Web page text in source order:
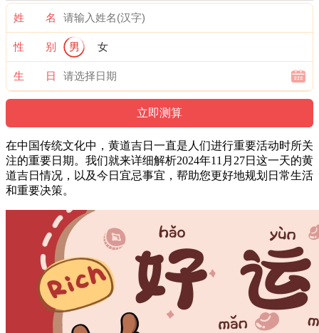
姓 名
性 别 男 女
生 日
在中国传统文化中，黄道吉日一直是人们进行重要活动时所关
注的重要日期。我们就来详细解析2024年11月27日这一天的黄
道吉日情况，以及今日宜忌事宜，帮助您更好地规划日常生活
和重要决策。